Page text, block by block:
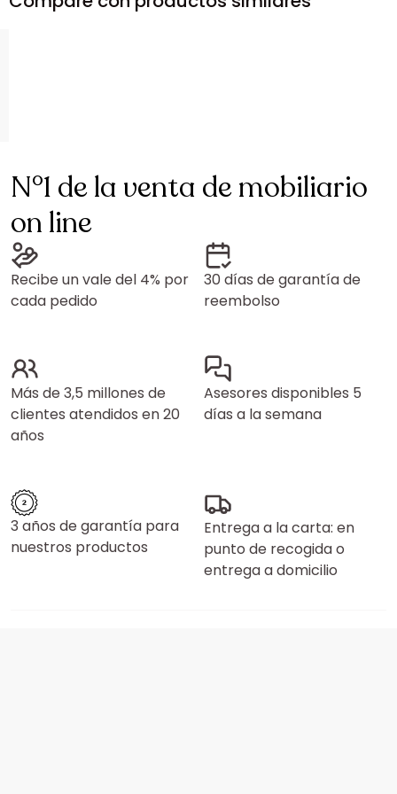
N°1 de la venta de mobiliario
on line
Recibe un vale del 4% por
cada pedido
30 días de garantía de
reembolso
Más de 3,5 millones de
clientes atendidos en 20
años
Asesores disponibles 5
días a la semana
3 años de garantía para
nuestros productos
Entrega a la carta: en
punto de recogida o
entrega a domicilio